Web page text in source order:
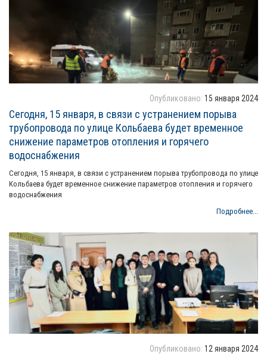
Опубликовано: 15 января 2024
Сегодня, 15 января, в связи с устранением порыва
трубопровода по улице Кольбаева будет временное
снижение параметров отопления и горячего
водоснабжения
Сегодня, 15 января, в связи с устранением порыва трубопровода по улице
Кольбаева будет временное снижение параметров отопления и горячего
водоснабжения
Подробнее...
Опубликовано: 12 января 2024